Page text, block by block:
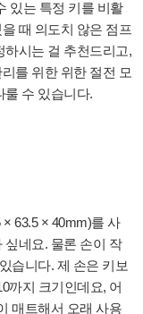
있는 특정 키를 비활
때 의도치 않은 점프
하시는 걸 추천드리고,
를 위한 위한 절전 모
룰 수 있습니다.
63.5 × 40mm)를 사
싶네요. 물론 손이 작
습니다. 제 손은 키보
까지 크기인데요, 어
매트해서 오래 사용